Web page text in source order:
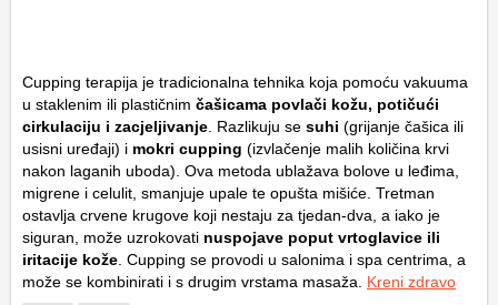
Cupping terapija je tradicionalna tehnika koja pomoću vakuuma
u staklenim ili plastičnim čašicama povlači kožu, potičući
cirkulaciju i zacjeljivanje . Razlikuju se suhi (grijanje čašica ili
usisni uređaji) i mokri cupping (izvlačenje malih količina krvi
nakon laganih uboda). Ova metoda ublažava bolove u leđima,
migrene i celulit, smanjuje upale te opušta mišiće. Tretman
ostavlja crvene krugove koji nestaju za tjedan-dva, a iako je
siguran, može uzrokovati nuspojave poput vrtoglavice ili
iritacije kože . Cupping se provodi u salonima i spa centrima, a
može se kombinirati i s drugim vrstama masaža. Kreni zdravo